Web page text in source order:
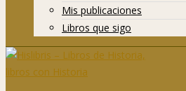
Mis publicaciones
Libros que sigo